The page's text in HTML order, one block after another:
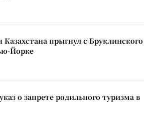
прыгнул с Бруклинского
Йорке
о запрете родильного туризма в